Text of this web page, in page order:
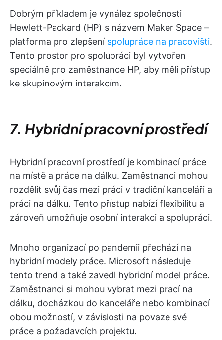
Dobrým příkladem je vynález společnosti
Hewlett-Packard (HP) s názvem Maker Space –
platforma pro zlepšení spolupráce na pracovišti.
Tento prostor pro spolupráci byl vytvořen
speciálně pro zaměstnance HP, aby měli přístup
ke skupinovým interakcím.
7. Hybridní pracovní prostředí
Hybridní pracovní prostředí je kombinací práce
na místě a práce na dálku. Zaměstnanci mohou
rozdělit svůj čas mezi práci v tradiční kanceláři a
práci na dálku. Tento přístup nabízí flexibilitu a
zároveň umožňuje osobní interakci a spolupráci.
Mnoho organizací po pandemii přechází na
hybridní modely práce. Microsoft následuje
tento trend a také zavedl hybridní model práce.
Zaměstnanci si mohou vybrat mezi prací na
dálku, docházkou do kanceláře nebo kombinací
obou možností, v závislosti na povaze své
práce a požadavcích projektu.